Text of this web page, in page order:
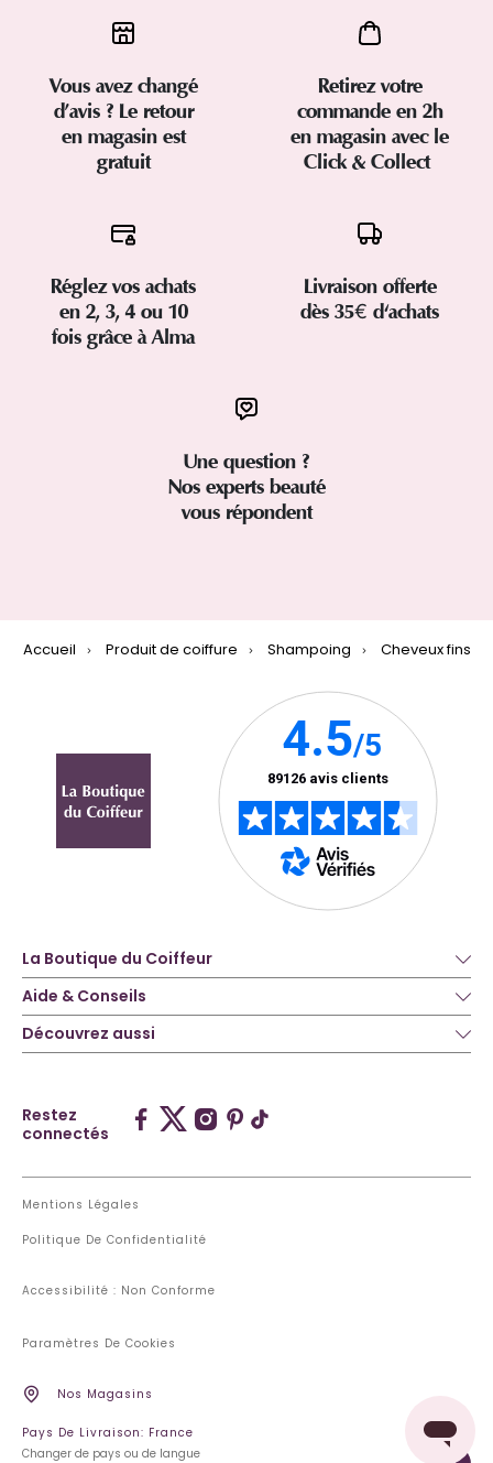
Vous avez changé
d’avis ? Le retour
en magasin est
gratuit
Retirez votre
commande en 2h
en magasin avec le
Click & Collect
Réglez vos achats
en 2, 3, 4 ou 10
fois grâce à Alma
Livraison offerte
dès 35€ d'achats
Une question ?
Nos experts beauté
vous répondent
Accueil Produit de coiffure Shampoing Cheveux fins
La Boutique du Coiffeur
Aide & Conseils
Découvrez aussi
Restez
connectés
Mentions Légales
Politique De Confidentialité
Accessibilité : Non Conforme
Paramètres De Cookies
Nos Magasins
Pays De Livraison: France
Changer de pays ou de langue